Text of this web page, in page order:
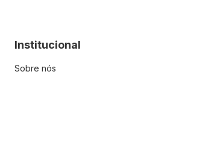
Institucional
Sobre nós